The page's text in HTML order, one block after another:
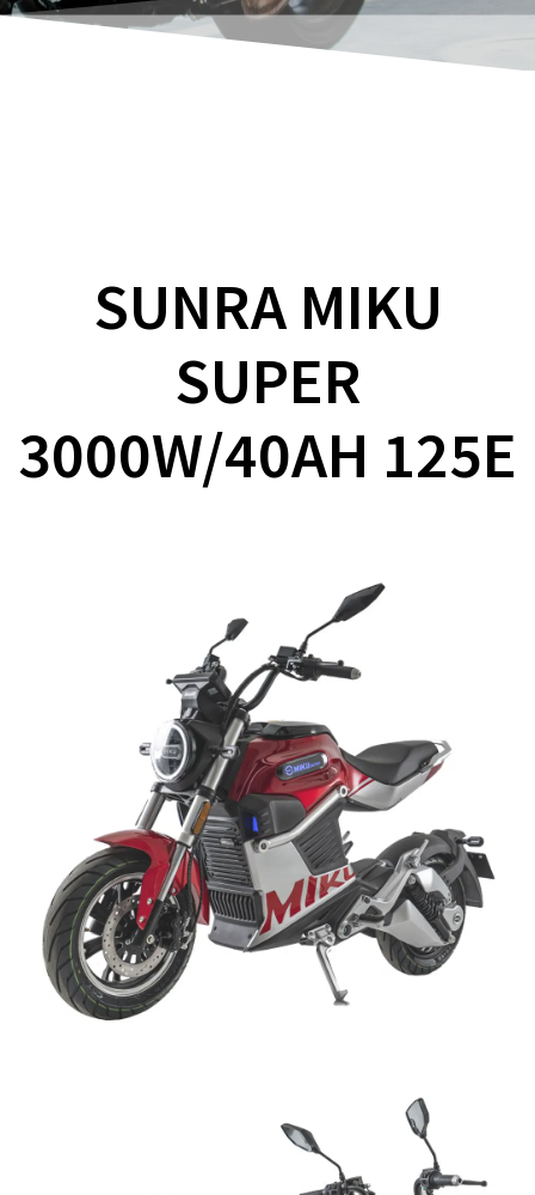
SUNRA MIKU
SUPER
3000W/40AH 125E